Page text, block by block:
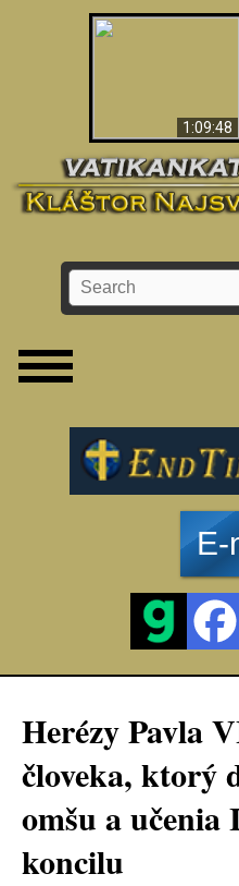
1:09:48
E-
Herézy Pavla
človeka, ktorý
omšu a
koncilu